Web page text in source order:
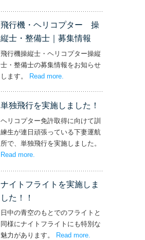
飛行機・ヘリコプター 操
縦士・整備士｜募集情報
飛行機操縦士・ヘリコプター操縦
士・整備士の募集情報をお知らせ
します。 Read more
単独飛行を実施しました！
ヘリコプター免許取得に向けて訓
練生が連日頑張っている下妻運航
所で、単独飛行を実施しました。
Read more
ナイトフライトを実施しま
した！！
日中の青空のもとでのフライトと
同様にナイトフライトにも特別な
魅力があります。
Read more– ‘ナイトフライト
.